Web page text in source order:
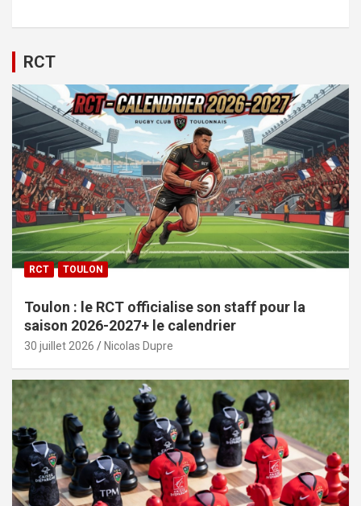
RCT
RCT TOULON
Toulon : le RCT officialise son staff pour la
saison 2026-2027+ le calendrier
30 juillet 2026 Nicolas Dupre